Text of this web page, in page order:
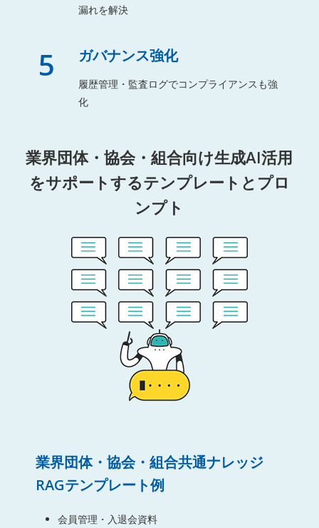
漏れを解決
5 ガバナンス強化
履歴管理・監査ログでコンプライアンスも強
化
業界団体・協会・組合向け生成AI活用
をサポートするテンプレートとプロ
ンプト
業界団体・協会・組合共通ナレッジ
RAGテンプレート例
会員管理・入退会資料